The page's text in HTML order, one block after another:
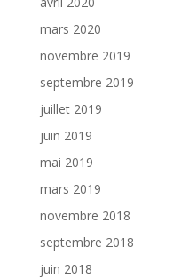
mars 2020
novembre 2019
septembre 2019
juillet 2019
juin 2019
mai 2019
mars 2019
novembre 2018
septembre 2018
juin 2018